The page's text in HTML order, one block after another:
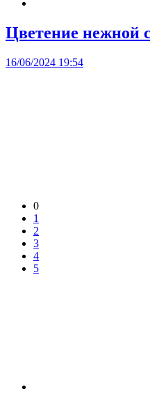
Цветение нежной
16/06/2024 19:54
0
1
2
3
4
5